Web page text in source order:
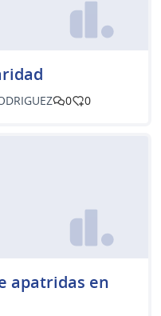
0 0
apatridas en